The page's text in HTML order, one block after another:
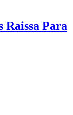
Raissa Para